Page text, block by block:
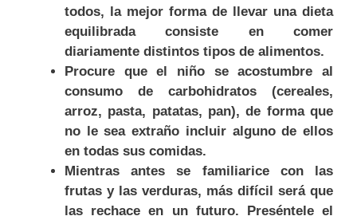
todos, la mejor forma de llevar una dieta
equilibrada consiste en comer
diariamente distintos tipos de alimentos.
Procure que el niño se acostumbre al
consumo de carbohidratos (cereales,
arroz, pasta, patatas, pan), de forma que
no le sea extraño incluir alguno de ellos
en todas sus comidas.
Mientras antes se familiarice con las
frutas y las verduras, más difícil será que
las rechace en un futuro. Preséntele el